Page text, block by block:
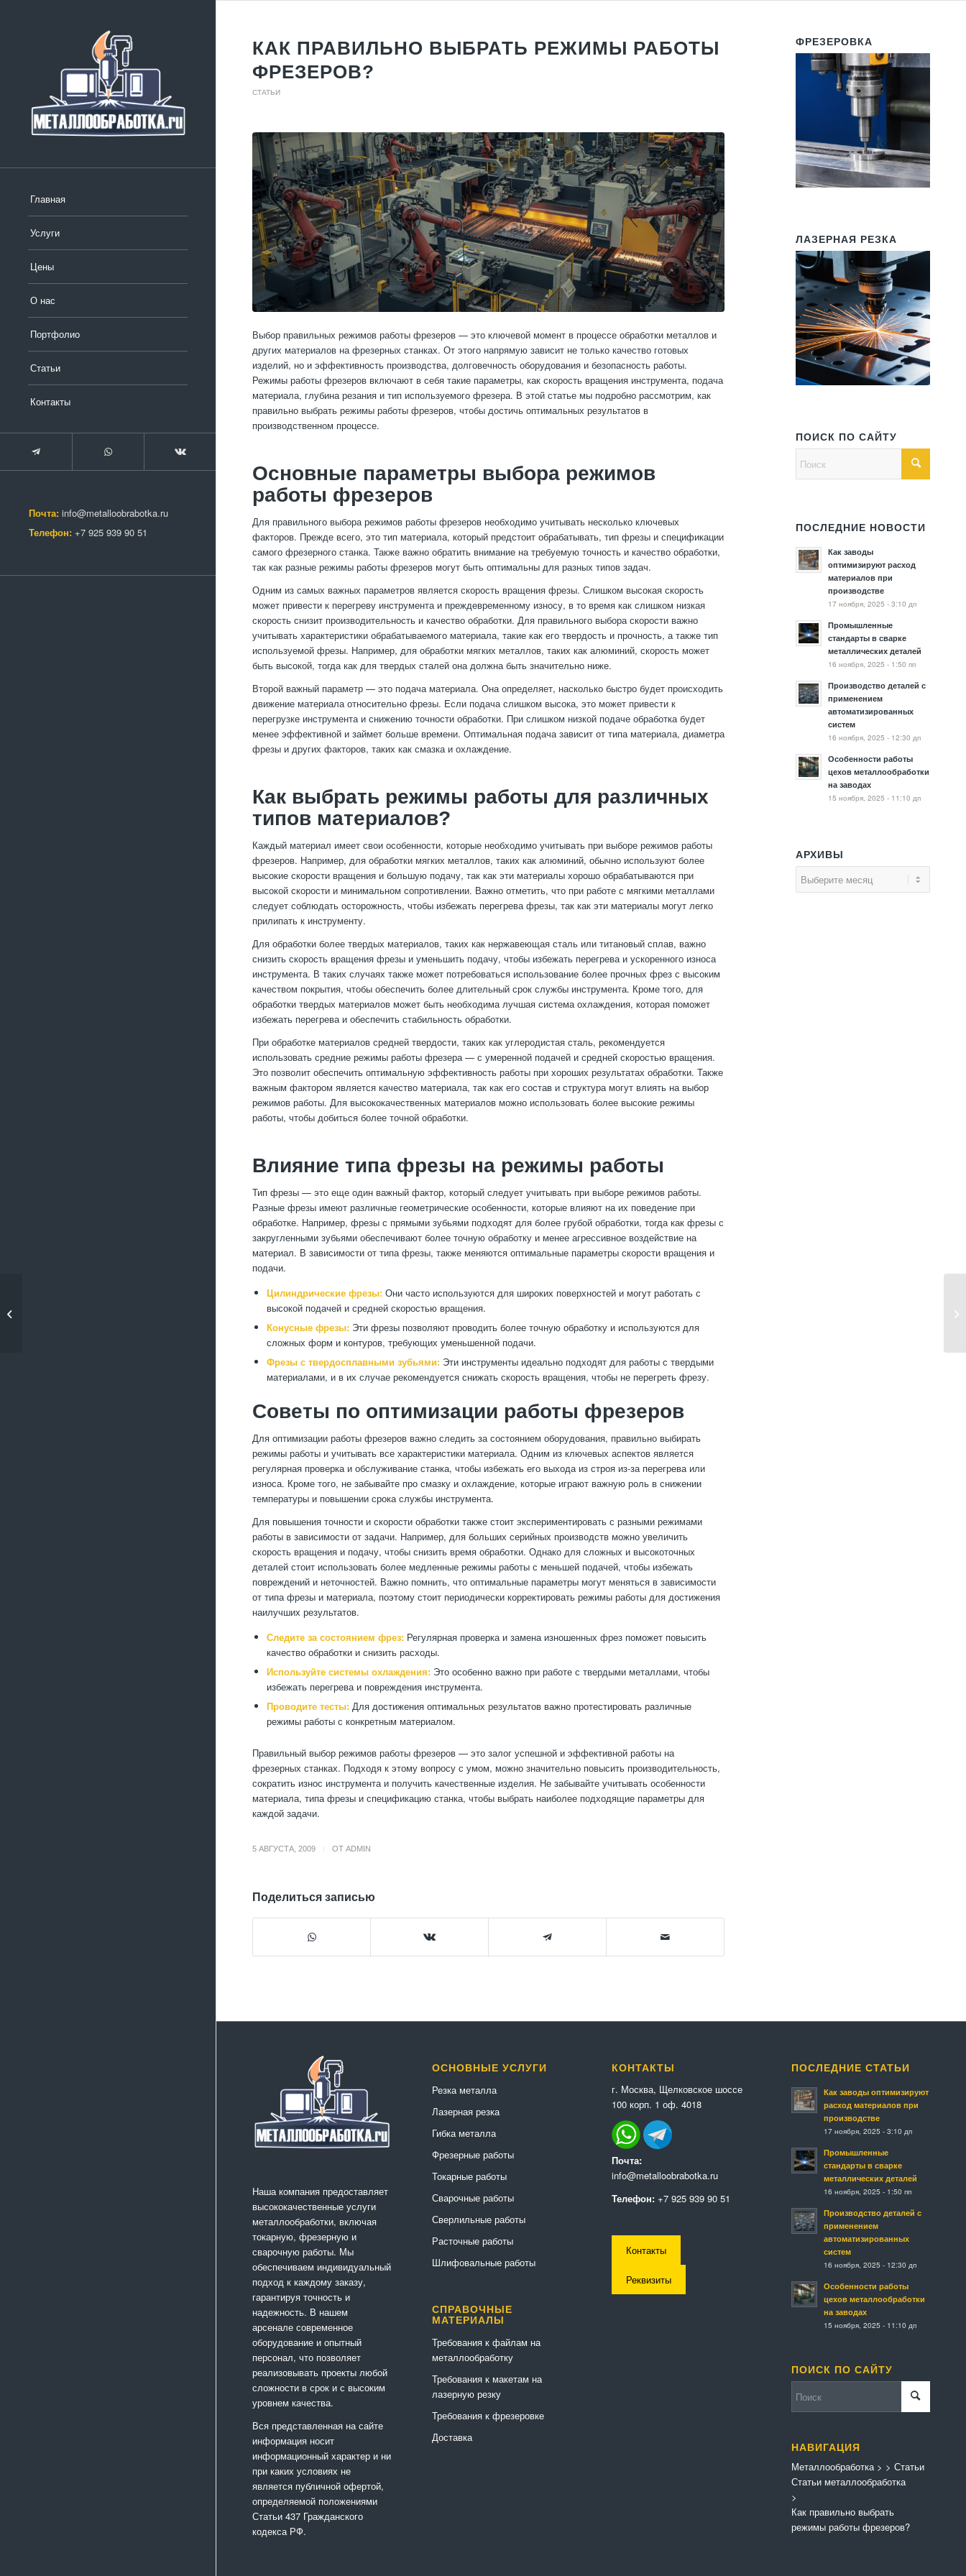
Главная
Услуги
Цены
О нас
Портфолио
Статьи
Контакты
Почта: info@metalloobrabotka.ru
Телефон: +7 925 939 90 51
КАК ПРАВИЛЬНО ВЫБРАТЬ РЕЖИМЫ РАБОТЫ
ФРЕЗЕРОВ?
СТАТЬИ
Выбор правильных режимов работы фрезеров — это ключевой момент в процессе обработки металлов и
других материалов на фрезерных станках. От этого напрямую зависит не только качество готовых
изделий, но и эффективность производства, долговечность оборудования и безопасность работы.
Режимы работы фрезеров включают в себя такие параметры, как скорость вращения инструмента, подача
материала, глубина резания и тип используемого фрезера. В этой статье мы подробно рассмотрим, как
правильно выбрать режимы работы фрезеров, чтобы достичь оптимальных результатов в
производственном процессе.
Основные параметры выбора режимов
работы фрезеров
Для правильного выбора режимов работы фрезеров необходимо учитывать несколько ключевых
факторов. Прежде всего, это тип материала, который предстоит обрабатывать, тип фрезы и спецификации
самого фрезерного станка. Также важно обратить внимание на требуемую точность и качество обработки,
так как разные режимы работы фрезеров могут быть оптимальны для разных типов задач.
Одним из самых важных параметров является скорость вращения фрезы. Слишком высокая скорость
может привести к перегреву инструмента и преждевременному износу, в то время как слишком низкая
скорость снизит производительность и качество обработки. Для правильного выбора скорости важно
учитывать характеристики обрабатываемого материала, такие как его твердость и прочность, а также тип
используемой фрезы. Например, для обработки мягких металлов, таких как алюминий, скорость может
быть высокой, тогда как для твердых сталей она должна быть значительно ниже.
Второй важный параметр — это подача материала. Она определяет, насколько быстро будет происходить
движение материала относительно фрезы. Если подача слишком высока, это может привести к
перегрузке инструмента и снижению точности обработки. При слишком низкой подаче обработка будет
менее эффективной и займет больше времени. Оптимальная подача зависит от типа материала, диаметра
фрезы и других факторов, таких как смазка и охлаждение.
Как выбрать режимы работы для различных
типов материалов?
Каждый материал имеет свои особенности, которые необходимо учитывать при выборе режимов работы
фрезеров. Например, для обработки мягких металлов, таких как алюминий, обычно используют более
высокие скорости вращения и большую подачу, так как эти материалы хорошо обрабатываются при
высокой скорости и минимальном сопротивлении. Важно отметить, что при работе с мягкими металлами
следует соблюдать осторожность, чтобы избежать перегрева фрезы, так как эти материалы могут легко
прилипать к инструменту.
Для обработки более твердых материалов, таких как нержавеющая сталь или титановый сплав, важно
снизить скорость вращения фрезы и уменьшить подачу, чтобы избежать перегрева и ускоренного износа
инструмента. В таких случаях также может потребоваться использование более прочных фрез с высоким
качеством покрытия, чтобы обеспечить более длительный срок службы инструмента. Кроме того, для
обработки твердых материалов может быть необходима лучшая система охлаждения, которая поможет
избежать перегрева и обеспечить стабильность обработки.
При обработке материалов средней твердости, таких как углеродистая сталь, рекомендуется
использовать средние режимы работы фрезера — с умеренной подачей и средней скоростью вращения.
Это позволит обеспечить оптимальную эффективность работы при хороших результатах обработки. Также
важным фактором является качество материала, так как его состав и структура могут влиять на выбор
режимов работы. Для высококачественных материалов можно использовать более высокие режимы
работы, чтобы добиться более точной обработки.
Влияние типа фрезы на режимы работы
Тип фрезы — это еще один важный фактор, который следует учитывать при выборе режимов работы.
Разные фрезы имеют различные геометрические особенности, которые влияют на их поведение при
обработке. Например, фрезы с прямыми зубьями подходят для более грубой обработки, тогда как фрезы с
закругленными зубьями обеспечивают более точную обработку и менее агрессивное воздействие на
материал. В зависимости от типа фрезы, также меняются оптимальные параметры скорости вращения и
подачи.
Цилиндрические фрезы: Они часто используются для широких поверхностей и могут работать с
высокой подачей и средней скоростью вращения.
Конусные фрезы: Эти фрезы позволяют проводить более точную обработку и используются для
сложных форм и контуров, требующих уменьшенной подачи.
Фрезы с твердосплавными зубьями: Эти инструменты идеально подходят для работы с твердыми
материалами, и в их случае рекомендуется снижать скорость вращения, чтобы не перегреть фрезу.
Советы по оптимизации работы фрезеров
Для оптимизации работы фрезеров важно следить за состоянием оборудования, правильно выбирать
режимы работы и учитывать все характеристики материала. Одним из ключевых аспектов является
регулярная проверка и обслуживание станка, чтобы избежать его выхода из строя из-за перегрева или
износа. Кроме того, не забывайте про смазку и охлаждение, которые играют важную роль в снижении
температуры и повышении срока службы инструмента.
Для повышения точности и скорости обработки также стоит экспериментировать с разными режимами
работы в зависимости от задачи. Например, для больших серийных производств можно увеличить
скорость вращения и подачу, чтобы снизить время обработки. Однако для сложных и высокоточных
деталей стоит использовать более медленные режимы работы с меньшей подачей, чтобы избежать
повреждений и неточностей. Важно помнить, что оптимальные параметры могут меняться в зависимости
от типа фрезы и материала, поэтому стоит периодически корректировать режимы работы для достижения
наилучших результатов.
Следите за состоянием фрез: Регулярная проверка и замена изношенных фрез поможет повысить
качество обработки и снизить расходы.
Используйте системы охлаждения: Это особенно важно при работе с твердыми металлами, чтобы
избежать перегрева и повреждения инструмента.
Проводите тесты: Для достижения оптимальных результатов важно протестировать различные
режимы работы с конкретным материалом.
Правильный выбор режимов работы фрезеров — это залог успешной и эффективной работы на
фрезерных станках. Подходя к этому вопросу с умом, можно значительно повысить производительность,
сократить износ инструмента и получить качественные изделия. Не забывайте учитывать особенности
материала, типа фрезы и спецификацию станка, чтобы выбрать наиболее подходящие параметры для
каждой задачи.
5 АВГУСТА, 2009 ОТ ADMIN
Поделиться записью
ФРЕЗЕРОВКА
ЛАЗЕРНАЯ РЕЗКА
ПОИСК ПО САЙТУ
ПОСЛЕДНИЕ НОВОСТИ
Как заводы
оптимизируют расход
материалов при
производстве
17 ноября, 2025 - 3:10 дп
Промышленные
стандарты в сварке
металлических деталей
16 ноября, 2025 - 1:50 пп
Производство деталей с
применением
автоматизированных
систем
16 ноября, 2025 - 12:30 дп
Особенности работы
цехов металлообработки
на заводах
15 ноября, 2025 - 11:10 дп
АРХИВЫ
Наша компания предоставляет
высококачественные услуги
металлообработки, включая
токарную, фрезерную и
сварочную работы. Мы
обеспечиваем индивидуальный
подход к каждому заказу,
гарантируя точность и
надежность. В нашем
арсенале современное
оборудование и опытный
персонал, что позволяет
реализовывать проекты любой
сложности в срок и с высоким
уровнем качества.
Вся представленная на сайте
информация носит
информационный характер и ни
при каких условиях не
является публичной офертой,
определяемой положениями
Статьи 437 Гражданского
кодекса РФ.
ОСНОВНЫЕ УСЛУГИ
Резка металла
Лазерная резка
Гибка металла
Фрезерные работы
Токарные работы
Сварочные работы
Сверлильные работы
Расточные работы
Шлифовальные работы
СПРАВОЧНЫЕ
МАТЕРИАЛЫ
Требования к файлам на
металлообработку
Требования к макетам на
лазерную резку
Требования к фрезеровке
Доставка
КОНТАКТЫ
г. Москва, Щелковское шоссе
100 корп. 1 оф. 4018
Почта:
info@metalloobrabotka.ru
Телефон: +7 925 939 90 51
Контакты
Реквизиты
ПОСЛЕДНИЕ СТАТЬИ
Как заводы оптимизируют
расход материалов при
производстве
17 ноября, 2025 - 3:10 дп
Промышленные
стандарты в сварке
металлических деталей
16 ноября, 2025 - 1:50 пп
Производство деталей с
применением
автоматизированных
систем
16 ноября, 2025 - 12:30 дп
Особенности работы
цехов металлообработки
на заводах
15 ноября, 2025 - 11:10 дп
ПОИСК ПО САЙТУ
НАВИГАЦИЯ
Металлообработка>
Статьи металлообработка
> Статьи
>
Как правильно выбрать
режимы работы фрезеров?